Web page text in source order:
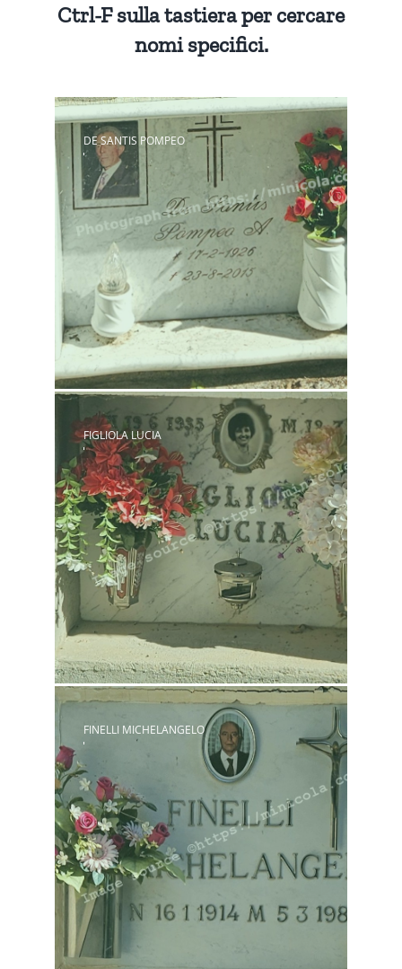
Ctrl-F sulla tastiera per cercare
nomi specifici.
DE SANTIS POMPEO
FIGLIOLA LUCIA
FINELLI MICHELANGELO